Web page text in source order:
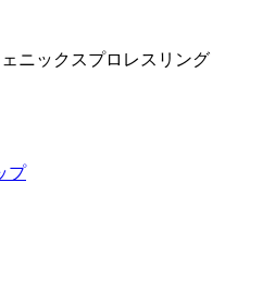
ニックスプロレスリング
プ